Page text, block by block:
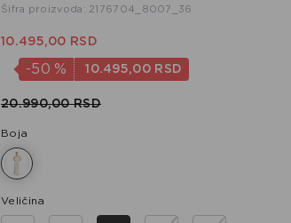
Šifra proizvoda: 2176704_8007_36
10.495,00 RSD
-50 % 10.495,00 RSD
20.990,00 RSD
Boja
Veličina